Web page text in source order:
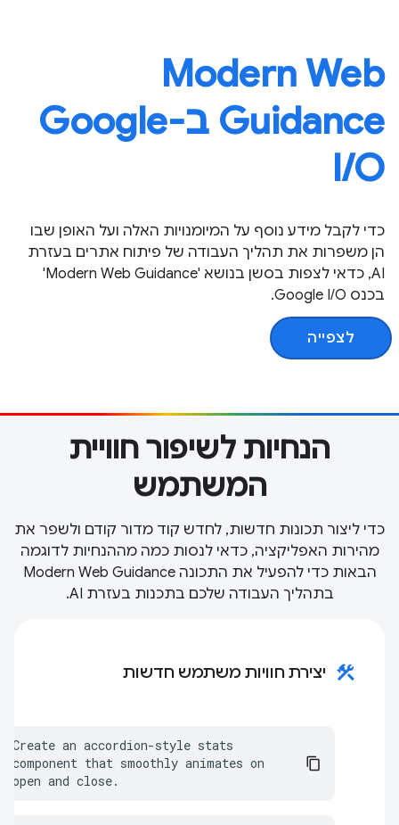
Modern Web
Guidance ב-Google
I / O
כדי לקבל מידע נוסף על המיומנויות האלה ועל האופן שבו
הן משפרות את תהליך העבודה של פיתוח אתרים בעזרת
AI, כדאי לצפות בסשן בנושא 'Modern Web Guidance'
בכנס Google I/O.
לצפייה
הנחיות לשיפור חוויית
המשתמש
כדי ליצור תכונות חדשות, לחדש קוד מדור קודם ולשפר את
מהירות האפליקציה, כדאי לנסות כמה מההנחיות לדוגמה
הבאות כדי להפעיל את התכונה Modern Web Guidance
בתהליך העבודה שלכם בתכנות בעזרת AI.
construction יצירת חוויות משתמש חדשות
Create an accordion-style stats
component that smoothly animates on
open and close.